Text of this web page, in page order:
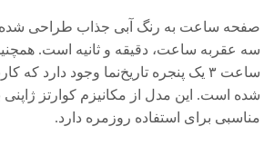
صفحه ساعت به رنگ آبی جذاب طراحی شده
سه عقربه ساعت، دقیقه و ثانیه است.
ساعت ۳ یک پنجره تاریخ‌نما وجود دارد
شده است. این مدل از مکانیزم کوارتز
مناسبی برای استفاده روزمره دارد.